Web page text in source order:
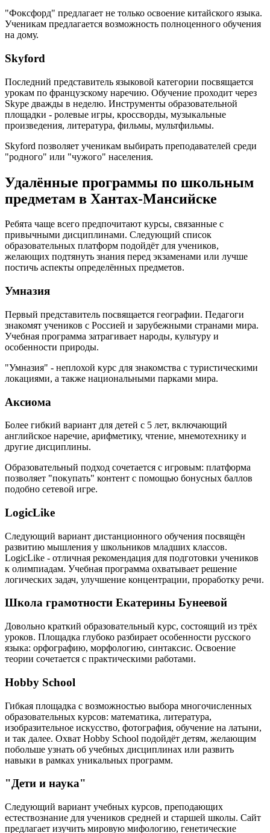
"Фоксфорд" предлагает не только освоение китайского языка.
Ученикам предлагается возможность полноценного обучения
на дому.
Skyford
Последний представитель языковой категории посвящается
урокам по французскому наречию. Обучение проходит через
Skype дважды в неделю. Инструменты образовательной
площадки - ролевые игры, кроссворды, музыкальные
произведения, литература, фильмы, мультфильмы.
Skyford позволяет ученикам выбирать преподавателей среди
"родного" или "чужого" населения.
Удалённые программы по школьным
предметам в Хантах-Мансийске
Ребята чаще всего предпочитают курсы, связанные с
привычными дисциплинами. Следующий список
образовательных платформ подойдёт для учеников,
желающих подтянуть знания перед экзаменами или лучше
постичь аспекты определённых предметов.
Умназия
Первый представитель посвящается географии. Педагоги
знакомят учеников с Россией и зарубежными странами мира.
Учебная программа затрагивает народы, культуру и
особенности природы.
"Умназия" - неплохой курс для знакомства с туристическими
локациями, а также национальными парками мира.
Аксиома
Более гибкий вариант для детей с 5 лет, включающий
английское наречие, арифметику, чтение, мнемотехнику и
другие дисциплины.
Образовательный подход сочетается с игровым: платформа
позволяет "покупать" контент с помощью бонусных баллов
подобно сетевой игре.
LogicLike
Следующий вариант дистанционного обучения посвящён
развитию мышления у школьников младших классов.
LogicLike - отличная рекомендация для подготовки учеников
к олимпиадам. Учебная программа охватывает решение
логических задач, улучшение концентрации, проработку речи.
Школа грамотности Екатерины Бунеевой
Довольно краткий образовательный курс, состоящий из трёх
уроков. Площадка глубоко разбирает особенности русского
языка: орфографию, морфологию, синтаксис. Освоение
теории сочетается с практическими работами.
Hobby School
Гибкая площадка с возможностью выбора многочисленных
образовательных курсов: математика, литература,
изобразительное искусство, фотография, обучение на латыни,
и так далее. Охват Hobby School подойдёт детям, желающим
побольше узнать об учебных дисциплинах или развить
навыки в рамках уникальных программ.
"Дети и наука"
Следующий вариант учебных курсов, преподающих
естествознание для учеников средней и старшей школы. Сайт
предлагает изучить мировую мифологию, генетические